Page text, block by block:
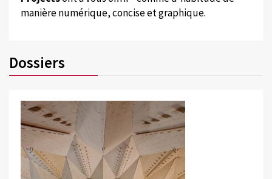
manière numérique, concise et graphique.
Dossiers